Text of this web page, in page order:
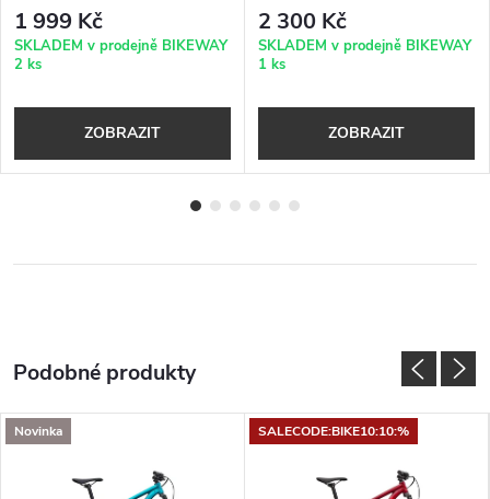
1 999 Kč
SKLADEM v prodejně BIKEWAY
2 ks
ZOBRAZIT
2 300 Kč
SKLADEM v prodejně BIKEWAY
1 ks
ZOBRAZIT
Novinka SALECODE:BIKE10:10:%